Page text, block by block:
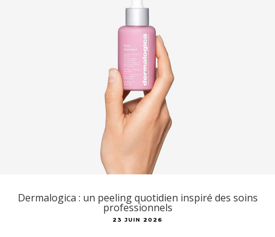
Dermalogica : un peeling quotidien inspiré des soins
professionnels
23 JUIN 2026